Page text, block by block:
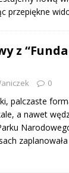
przepiękne
z
0
palczaste
a nawet